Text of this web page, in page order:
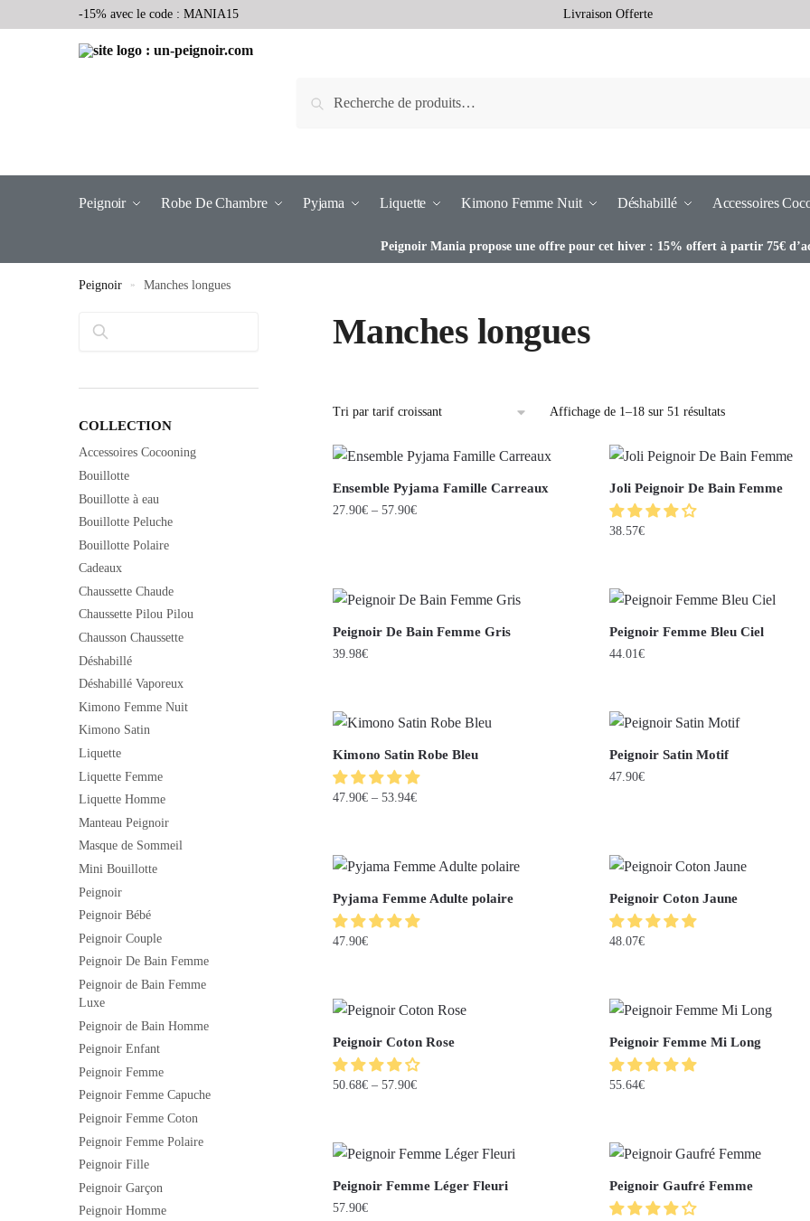
-15% avec le code : MANIA15 Livraison Offerte
Recherche
Peignoir Robe De Chambre Pyjama Liquette Kimono Femme Nuit Déshabillé Accessoires
Peignoir Mania propose une offre pour cet hiver : 15% offert à partir 75€
Peignoir » Manches longues
Manches longues
Affichage de 1–18 sur 51 résultats
Ensemble Pyjama Famille Carreaux
27.90€– 57.90€
Joli Peignoir De Bain Femme
38.57€
Peignoir De Bain Femme Gris
39.98€
Peignoir Femme Bleu Ciel
44.01€
Kimono Satin Robe Bleu
47.90€– 53.94€
Peignoir Satin Motif
47.90€
Pyjama Femme Adulte polaire
47.90€
Peignoir Coton Jaune
48.07€
Peignoir Coton Rose
50.68€– 57.90€
Peignoir Femme Mi Long
55.64€
Peignoir Femme Léger Fleuri
57.90€
Peignoir Gaufré Femme
COLLECTION
Accessoires Cocooning
Bouillotte
Bouillotte à eau
Bouillotte Peluche
Bouillotte Polaire
Cadeaux
Chaussette Chaude
Chaussette Pilou Pilou
Chausson Chaussette
Déshabillé
Déshabillé Vaporeux
Kimono Femme Nuit
Kimono Satin
Liquette
Liquette Femme
Liquette Homme
Manteau Peignoir
Masque de Sommeil
Mini Bouillotte
Peignoir
Peignoir Bébé
Peignoir Couple
Peignoir De Bain Femme
Peignoir de Bain Femme
Luxe
Peignoir de Bain Homme
Peignoir Enfant
Peignoir Femme
Peignoir Femme Capuche
Peignoir Femme Coton
Peignoir Femme Polaire
Peignoir Fille
Peignoir Garçon
Peignoir Homme